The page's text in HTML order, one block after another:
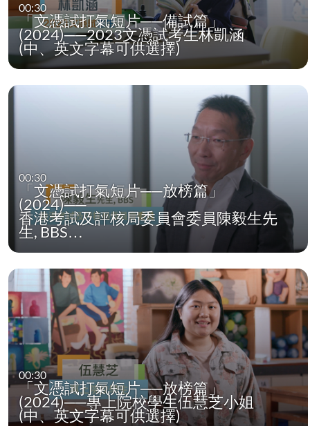
00:30
「文憑試打氣短片──備試篇」
(2024)──2023文憑試考生林凱涵
(中、英文字幕可供選擇)
00:30
「文憑試打氣短片──放榜篇」
(2024)──
香港考試及評核局委員會委員陳毅生先
生, BBS…
00:30
「文憑試打氣短片──放榜篇」
(2024)──專上院校學生伍慧芝小姐
(中、英文字幕可供選擇)